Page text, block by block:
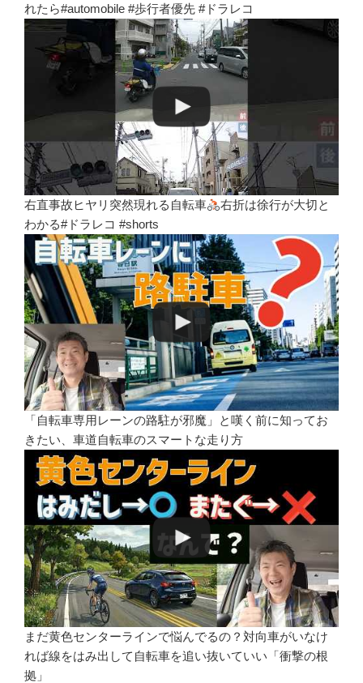
れたら#automobile #歩行者優先 #ドラレコ
右直事故ヒヤリ突然現れる自転車
右折は徐行が大切と
わかる#ドラレコ #shorts
「自転車専用レーンの路駐が邪魔」と嘆く前に知ってお
きたい、車道自転車のスマートな走り方
まだ黄色センターラインで悩んでるの？対向車がいなけ
れば線をはみ出して自転車を追い抜いていい「衝撃の根
拠」